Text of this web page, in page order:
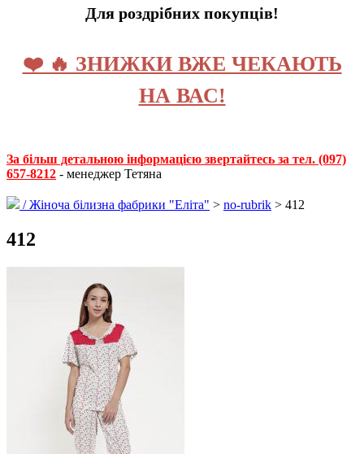
Для роздрібних покупців!
❤️ 🔥 ЗНИЖКИ ВЖЕ ЧЕКАЮТЬ
НА ВАС!
За більш детальною інформацією звертайтесь за тел. (097)
657-8212 - менеджер Тетяна
/Жіноча білизна фабрики "Еліта" > no-rubrik > 412
412